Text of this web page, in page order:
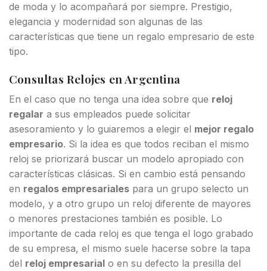
de moda y lo acompañará por siempre. Prestigio,
elegancia y modernidad son algunas de las
características que tiene un regalo empresario de este
tipo.
Consultas Relojes en Argentina
En el caso que no tenga una idea sobre que reloj
regalar a sus empleados puede solicitar
asesoramiento y lo guiaremos a elegir el mejor regalo
empresario. Si la idea es que todos reciban el mismo
reloj se priorizará buscar un modelo apropiado con
características clásicas. Si en cambio está pensando
en regalos empresariales para un grupo selecto un
modelo, y a otro grupo un reloj diferente de mayores
o menores prestaciones también es posible. Lo
importante de cada reloj es que tenga el logo grabado
de su empresa, el mismo suele hacerse sobre la tapa
del reloj empresarial o en su defecto la presilla del